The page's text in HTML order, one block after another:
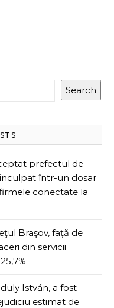
Search
prefectul de
într-un dosar
conectate la
Braşov, față de
din servicii
István, a fost
estimat de